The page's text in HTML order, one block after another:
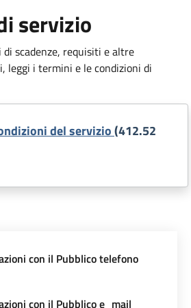
servizio
scadenze, requisiti e altre
leggi i termini e le condizioni di
del servizio(412.52
con il Pubblico telefono
con il Pubblico e_mail